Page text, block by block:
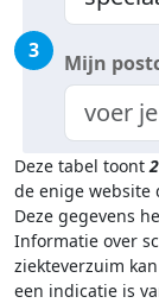
3 Mijn
Deze tabel toont2
de enige website
Deze gegevens
Informatie over
ziekteverzuim
een indicatie is